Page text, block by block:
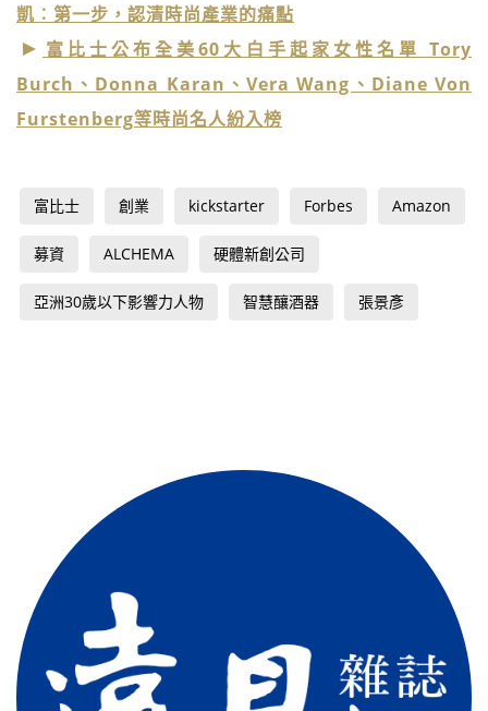
凱︰第一步，認清時尚產業的痛點
富比士公布全美60大白手起家女性名單 Tory
Burch、Donna Karan、Vera Wang、Diane Von
Furstenberg等時尚名人紛入榜
富比士 創業 kickstarter Forbes Amazon
募資 ALCHEMA 硬體新創公司
亞洲30歲以下影響力人物 智慧釀酒器 張景彥